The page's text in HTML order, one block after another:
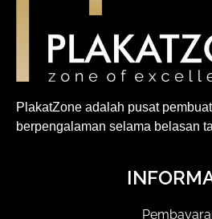
PlakatZone adalah pusat
berpengalaman selama belasan